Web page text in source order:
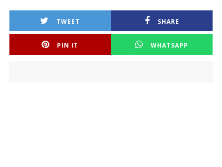
TWEET SHARE
PIN IT WHATSAPP